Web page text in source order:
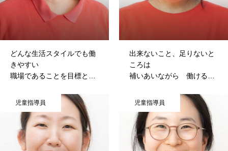
HOME
事業所・会社紹介
働く環境・福利厚生
どんな生活スタイルでも働
きやすい
職場であることを目標とし
出来ないこと、足りないと
ころは
補いあいながら 働けると
児童指導員 児童指導員